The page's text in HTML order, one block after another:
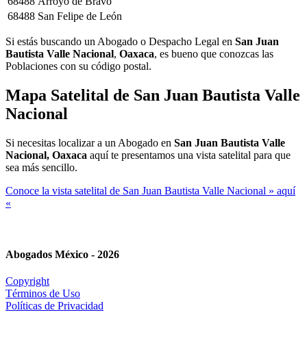
68488 San Felipe de León
Si estás buscando un Abogado o Despacho Legal en San Juan
Bautista Valle Nacional, Oaxaca, es bueno que conozcas las
Poblaciones con su código postal.
Mapa Satelital de San Juan Bautista Valle
Nacional
Si necesitas localizar a un Abogado en San Juan Bautista Valle
Nacional, Oaxaca aquí te presentamos una vista satelital para que
sea más sencillo.
Conoce la vista satelital de San Juan Bautista Valle Nacional » aquí
«
Abogados México - 2026
Copyright
Términos de Uso
Políticas de Privacidad